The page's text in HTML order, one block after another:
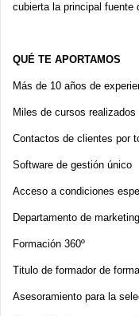
cubierta la principal fuente
QUÉ TE APORTAMOS
Más de 10 años de
Miles de cursos realizados
Contactos de clientes por
Software de gestión único
Acceso a condiciones
Departamento de
Formación 360º
Titulo de formador de
Asesoramiento para la